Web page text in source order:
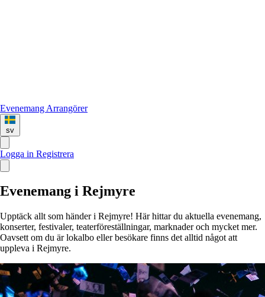
Evenemang Arrangörer
sv
Logga in Registrera
Evenemang i Rejmyre
Upptäck allt som händer i Rejmyre! Här hittar du aktuella evenemang,
konserter, festivaler, teaterföreställningar, marknader och mycket mer.
Oavsett om du är lokalbo eller besökare finns det alltid något att
uppleva i Rejmyre.